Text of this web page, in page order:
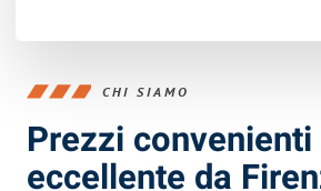
CHI SIAMO
Prezzi
eccellente da